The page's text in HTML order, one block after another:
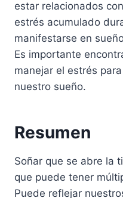
estar relacionados
estrés acumulado
manifestarse en
Es importante
manejar el estrés
nuestro sueño.
Resumen
Soñar que se abre la
que puede tener
Puede reflejar